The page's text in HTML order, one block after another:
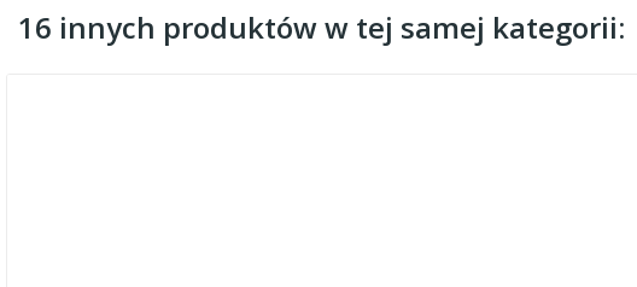
16 innych produktów w tej samej kategorii: